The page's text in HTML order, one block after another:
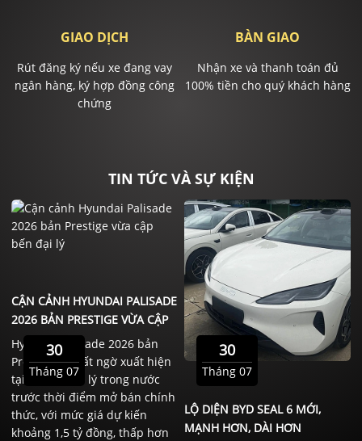
GIAO DỊCH
Rút đăng ký nếu xe đang vay
ngân hàng, ký hợp đồng công
chứng
BÀN GIAO
Nhận xe và thanh toán đủ
100% tiền cho quý khách hàng
TIN TỨC VÀ SỰ KIỆN
CẬN CẢNH HYUNDAI PALISADE
2026 BẢN PRESTIGE VỪA CẬP
BẾN ĐẠI LÝ
Hyundai Palisade 2026 bản
Prestige đã bất ngờ xuất hiện
tại một số đại lý trong nước
trước thời điểm mở bán chính
thức, với mức giá dự kiến
khoảng 1,5 tỷ đồng, thấp hơn
30
Tháng 07
LỘ DIỆN BYD SEAL 6 MỚI,
MẠNH HƠN, DÀI HƠN
30
Tháng 07